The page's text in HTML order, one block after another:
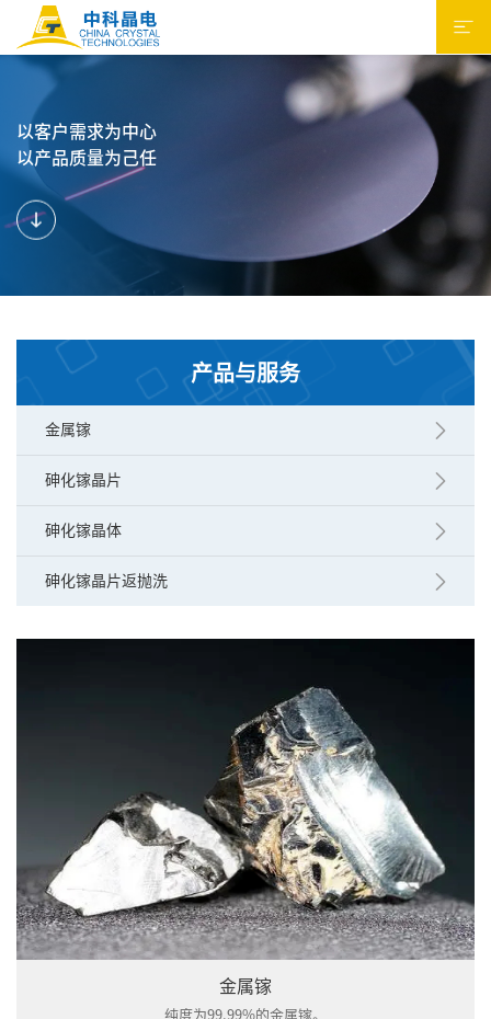
以客户需求为中心
以产品质量为己任
产品与服务
金属镓
砷化镓晶片
砷化镓晶体
砷化镓晶片返抛洗
金属镓
纯度为99.99%的金属镓。